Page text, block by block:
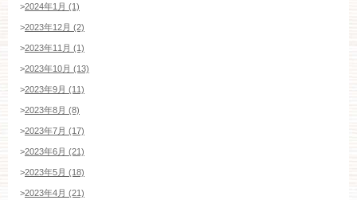
>2024年1月 (1)
>2023年12月 (2)
>2023年11月 (1)
>2023年10月 (13)
>2023年9月 (11)
>2023年8月 (8)
>2023年7月 (17)
>2023年6月 (21)
>2023年5月 (18)
>2023年4月 (21)